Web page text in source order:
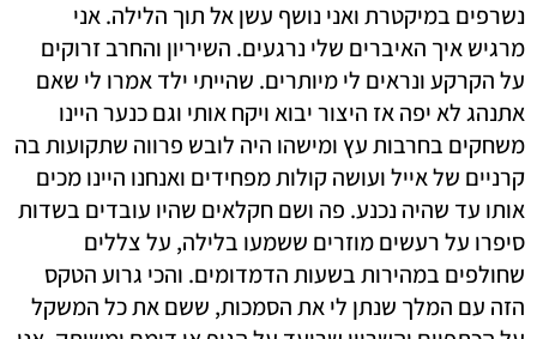
נשרפים במיקטרת ואני נושף עשן אל תוך הלילה. אני
מרגיש איך האיברים שלי נרגעים. השיריון והחרב זרוקים
על הקרקע ונראים לי מיותרים. שהייתי ילד אמרו לי שאם
אתנהג לא יפה אז היצור יבוא ויקח אותי וגם כנער היינו
משחקים בחרבות עץ ומישהו היה לובש פרווה שתקועות בה
קרניים של אייל ועושה קולות מפחידים ואנחנו היינו מכים
אותו עד שהיה נכנע. פה ושם חקלאים שהיו עובדים בשדות
סיפרו על רעשים מוזרים ששמעו בלילה, על צללים
שחולפים במהירות בשעות הדמדומים. והכי גרוע הטקס
הזה עם המלך שנתן לי את הסמכות, ששם את כל המשקל